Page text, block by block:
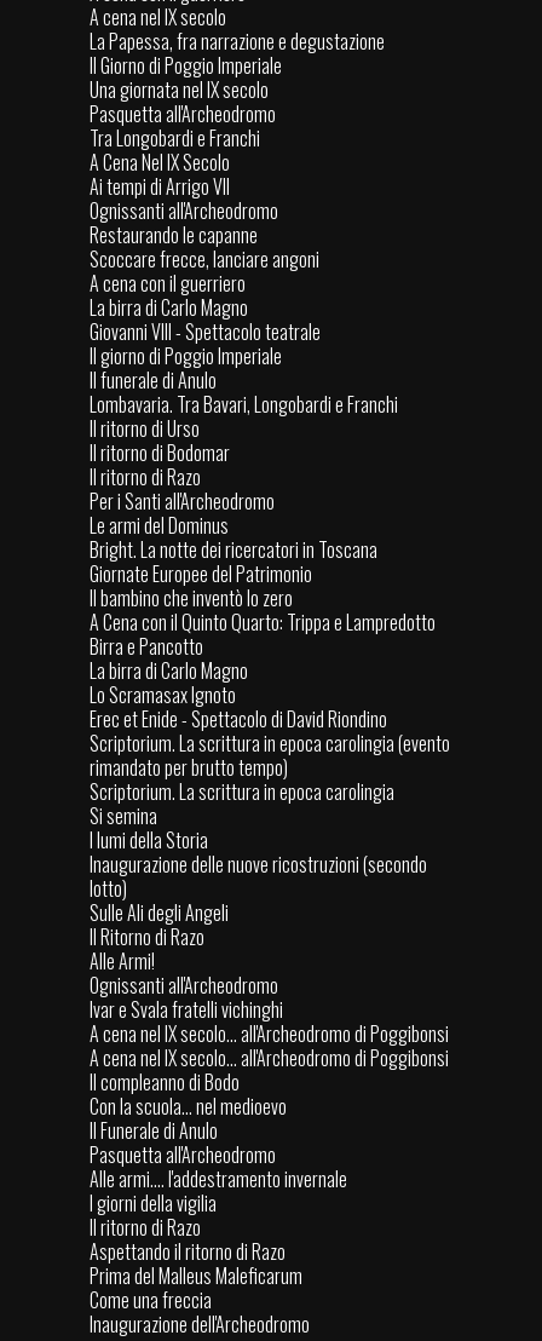
A cena nel IX secolo
La Papessa, fra narrazione e degustazione
Il Giorno di Poggio Imperiale
Una giornata nel IX secolo
Pasquetta all'Archeodromo
Tra Longobardi e Franchi
A Cena Nel IX Secolo
Ai tempi di Arrigo VII
Ognissanti all'Archeodromo
Restaurando le capanne
Scoccare frecce, lanciare angoni
A cena con il guerriero
La birra di Carlo Magno
Giovanni VIII - Spettacolo teatrale
Il giorno di Poggio Imperiale
Il funerale di Anulo
Lombavaria. Tra Bavari, Longobardi e Franchi
Il ritorno di Urso
Il ritorno di Bodomar
Il ritorno di Razo
Per i Santi all'Archeodromo
Le armi del Dominus
Bright. La notte dei ricercatori in Toscana
Giornate Europee del Patrimonio
Il bambino che inventò lo zero
A Cena con il Quinto Quarto: Trippa e Lampredotto
Birra e Pancotto
La birra di Carlo Magno
Lo Scramasax Ignoto
Erec et Enide - Spettacolo di David Riondino
Scriptorium. La scrittura in epoca carolingia (evento
rimandato per brutto tempo)
Scriptorium. La scrittura in epoca carolingia
Si semina
I lumi della Storia
Inaugurazione delle nuove ricostruzioni (secondo
lotto)
Sulle Ali degli Angeli
Il Ritorno di Razo
Alle Armi!
Ognissanti all'Archeodromo
Ivar e Svala fratelli vichinghi
A cena nel IX secolo... all'Archeodromo di Poggibonsi
A cena nel IX secolo... all'Archeodromo di Poggibonsi
Il compleanno di Bodo
Con la scuola… nel medioevo
Il Funerale di Anulo
Pasquetta all'Archeodromo
Alle armi.... l'addestramento invernale
I giorni della vigilia
Il ritorno di Razo
Aspettando il ritorno di Razo
Prima del Malleus Maleficarum
Come una freccia
Inaugurazione dell'Archeodromo